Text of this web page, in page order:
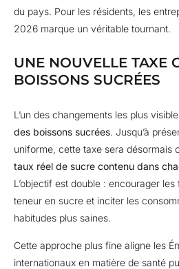
du pays. Pour les résidents, les
2026 marque un véritable tournant.
UNE NOUVELLE TAXE
BOISSONS SUCRÉES
L’un des changements les plus
des boissons sucrées. Jusqu’à
uniforme, cette taxe sera désormais
taux réel de sucre contenu dans
L’objectif est double : encourager
teneur en sucre et inciter les
habitudes plus saines.
Cette approche plus fine aligne les
internationaux en matière de santé